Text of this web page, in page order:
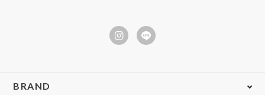
BRAND